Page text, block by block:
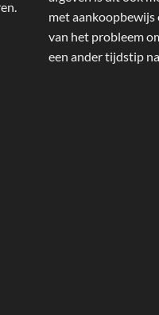
met aankoopbewijs
van het probleem
een ander tijdstip